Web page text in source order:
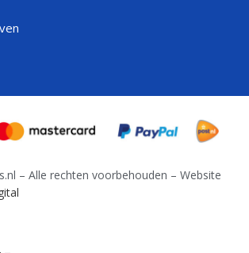
– Alle rechten voorbehouden – Website